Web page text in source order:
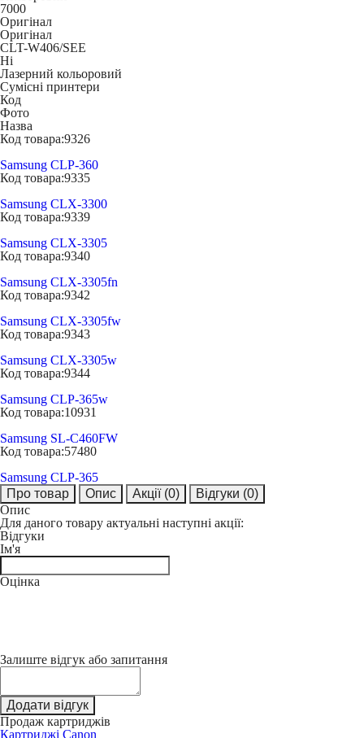
7000
Оригінал
Оригінал
CLT-W406/SEE
Ні
Лазерний кольоровий
Сумісні принтери
Код
Фото
Назва
Код товара:9326
Samsung CLP-360
Код товара:9335
Samsung CLX-3300
Код товара:9339
Samsung CLX-3305
Код товара:9340
Samsung CLX-3305fn
Код товара:9342
Samsung CLX-3305fw
Код товара:9343
Samsung CLX-3305w
Код товара:9344
Samsung CLP-365w
Код товара:10931
Samsung SL-C460FW
Код товара:57480
Samsung CLP-365
Про товар
Опис Акції (0) Відгуки (0)
Опис
Для даного товару актуальні наступні акції:
Відгуки
Ім'я
Оцінка
Залиште відгук або запитання
Додати відгук
Продаж картриджів
Картриджі Canon